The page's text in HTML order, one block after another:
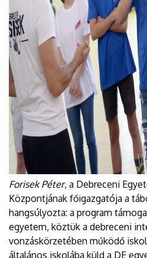
Forisek Péter, a Debreceni
Központjának főigazgatója a
hangsúlyozta: a program
egyetem, köztük a debreceni
vonzáskörzetében működő
általános iskolába küld a DE